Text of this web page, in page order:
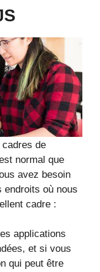
cadres de
normal que
avez besoin
endroits où nous
cadre :
applications
et si vous
qui peut être